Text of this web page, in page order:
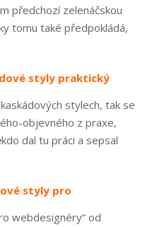
předchozí zelenáčskou
tomu také předpokládá,
styly praktický
stylech, tak se
objevného z praxe,
dal tu práci a sepsal
styly pro
webdesignéry“ od